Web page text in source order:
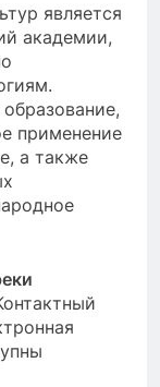
является
академии,
применение
а также